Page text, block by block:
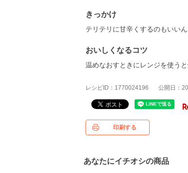
きっかけ
テリテリに甘辛くするのもいい
おいしくなるコツ
温めなおすときにレンジを使う
レシピID：1770024196 公開日：
印刷する
あなたにイチオシの商品